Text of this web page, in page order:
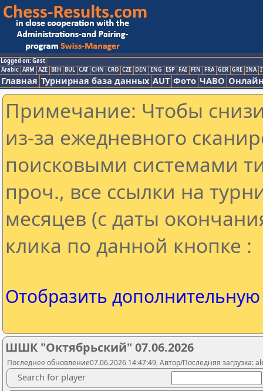
Logged on: Gast
Arabic ARM AZE BIH BUL CAT CHN CRO CZE DEN ENG ESP FAI FIN FRA GER GRE INA
Главная Турнирная база данных AUT Фото ЧАВО
Примечание: Чтобы
из-за ежедневного
поисковыми системами
проч., все ссылки на
месяцев (с даты
клика по данной кнопке :
Отобразить
ШШК "Октябрьский" 07.06.2026
Последнее обновление07.06.2026 14:47:49, Автор/Последняя загрузка:
Search for player